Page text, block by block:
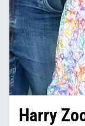
Harry